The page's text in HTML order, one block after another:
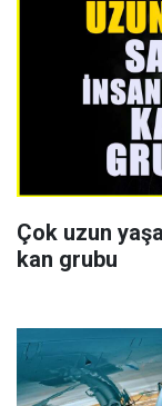
Çok uzun
kan grubu